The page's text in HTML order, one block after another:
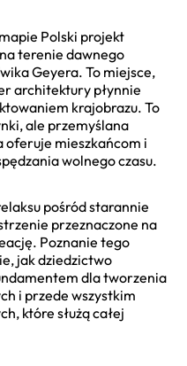
Polski projekt
terenie dawnego
Geyera. To miejsce,
architektury płynnie
krajobrazu. To
ale przemyślana
oferuje mieszkańcom i
wolnego czasu.
pośród starannie
przeznaczone na
Poznanie tego
jak dziedzictwo
dla tworzenia
i przede wszystkim
które służą całej